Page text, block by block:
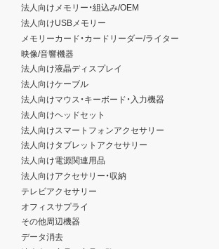
法人向けメモリー・組込み/OEM
法人向けUSBメモリー
メモリーカード・カードリーダー/ライター
映像/音響機器
法人向け液晶ディスプレイ
法人向けケーブル
法人向けマウス・キーボード・入力機器
法人向けヘッドセット
法人向けスマートフォンアクセサリー
法人向けタブレットアクセサリー
法人向け電源関連用品
法人向けアクセサリー・収納
テレビアクセサリー
オフィスサプライ
その他周辺機器
データ消去